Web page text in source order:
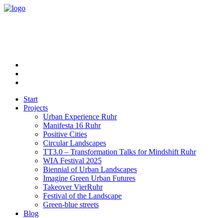
Start
Projects
Urban Experience Ruhr
Manifesta 16 Ruhr
Positive Cities
Circular Landscapes
TT3.0 – Transformation Talks for Mindshift Ruhr
WIA Festival 2025
Biennial of Urban Landscapes
Imagine Green Urban Futures
Takeover VierRuhr
Festival of the Landscape
Green-blue streets
Blog